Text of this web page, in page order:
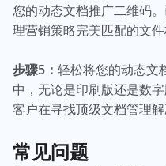
您的动态文档推广二维码
理营销策略完美匹配的文件
步骤5： 轻松将您的动态文
中，无论是印刷版还是数
客户在寻找顶级文档管理解
常见问题